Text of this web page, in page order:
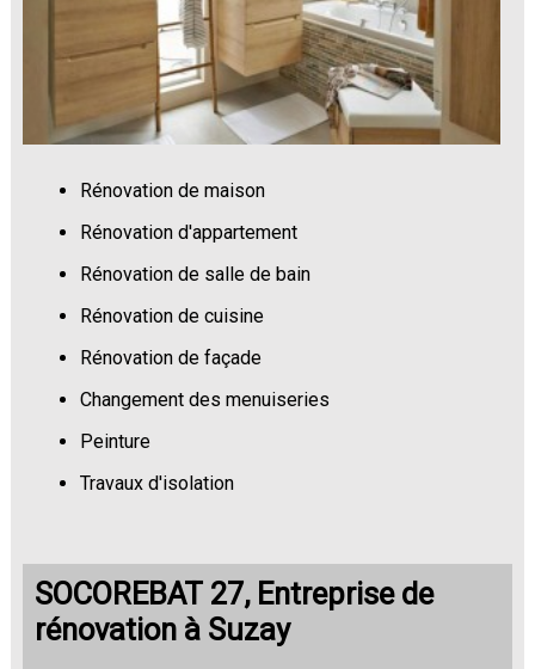
Rénovation de maison
Rénovation d'appartement
Rénovation de salle de bain
Rénovation de cuisine
Rénovation de façade
Changement des menuiseries
Peinture
Travaux d'isolation
SOCOREBAT 27, Entreprise de
rénovation à Suzay